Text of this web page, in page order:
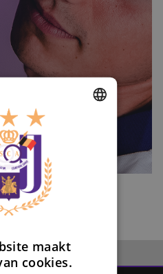
maakt
cookies.